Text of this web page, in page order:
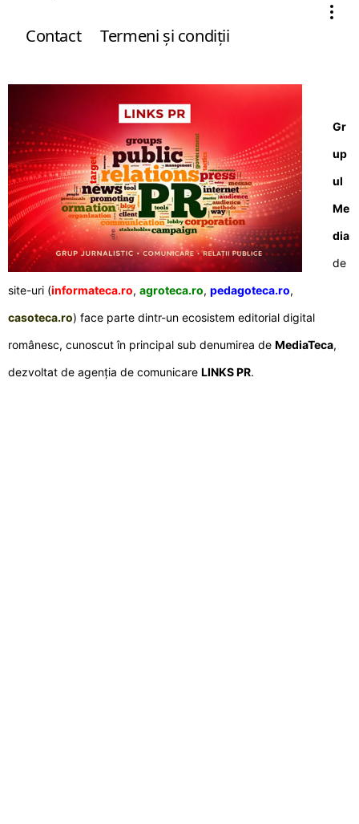
Contact Termeni şi condiţii
Gr
up
ul
Me
dia
de
site-uri (informateca.ro, agroteca.ro, pedagoteca.ro,
casoteca.ro) face parte dintr-un ecosistem editorial digital
românesc, cunoscut în principal sub denumirea de MediaTeca,
dezvoltat de agenția de comunicare LINKS PR.